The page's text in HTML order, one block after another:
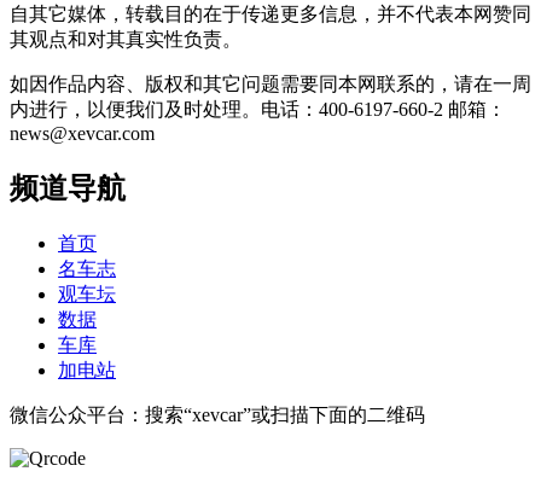
自其它媒体，转载目的在于传递更多信息，并不代表本网赞同
其观点和对其真实性负责。
如因作品内容、版权和其它问题需要同本网联系的，请在一周
内进行，以便我们及时处理。电话：400-6197-660-2 邮箱：
news@xevcar.com
频道导航
首页
名车志
观车坛
数据
车库
加电站
微信公众平台：搜索“xevcar”或扫描下面的二维码